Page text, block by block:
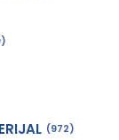
972